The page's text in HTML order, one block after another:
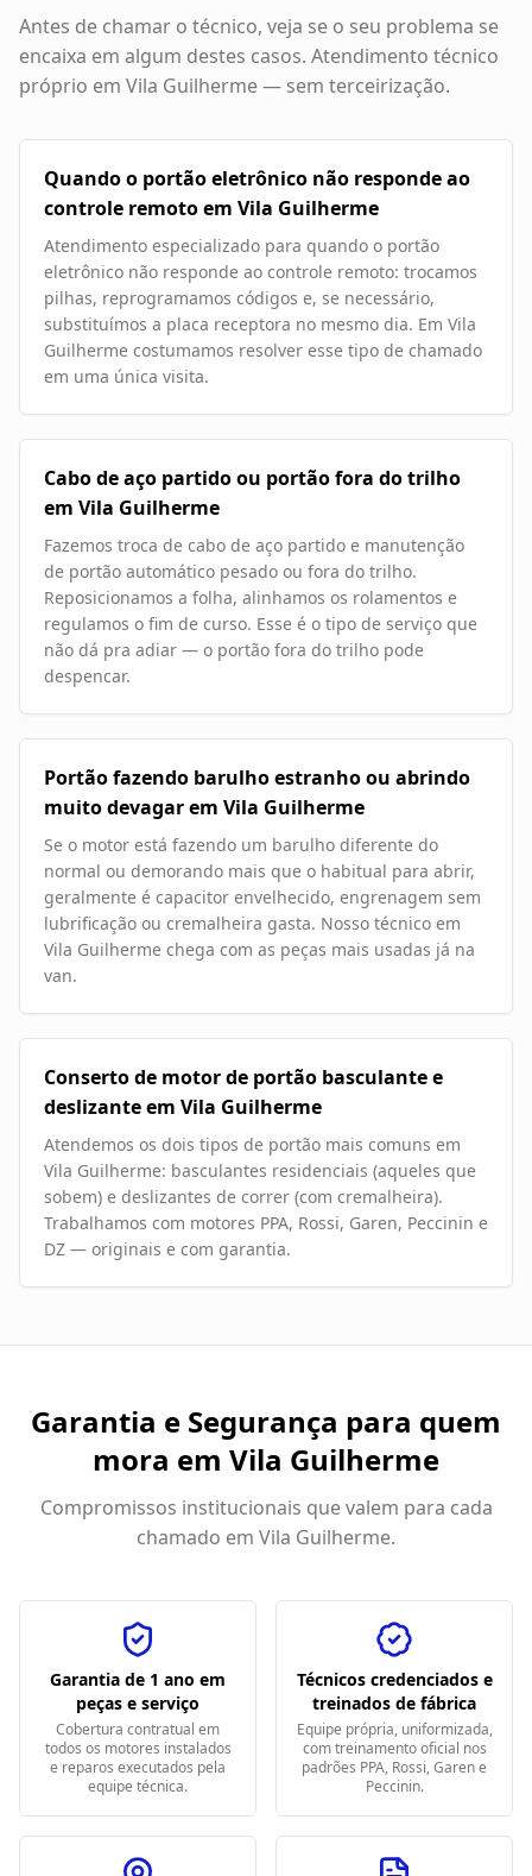
Antes de chamar o técnico, veja se o seu problema se
encaixa em algum destes casos. Atendimento técnico
próprio em Vila Guilherme— sem terceirização.
Quando o portão eletrônico não responde ao
controle remoto em Vila Guilherme
Atendimento especializado para quando o portão
eletrônico não responde ao controle remoto: trocamos
pilhas, reprogramamos códigos e, se necessário,
substituímos a placa receptora no mesmo dia. Em Vila
Guilherme costumamos resolver esse tipo de chamado
em uma única visita.
Cabo de aço partido ou portão fora do trilho
em Vila Guilherme
Fazemos troca de cabo de aço partido e manutenção
de portão automático pesado ou fora do trilho.
Reposicionamos a folha, alinhamos os rolamentos e
regulamos o fim de curso. Esse é o tipo de serviço que
não dá pra adiar — o portão fora do trilho pode
despencar.
Portão fazendo barulho estranho ou abrindo
muito devagar em Vila Guilherme
Se o motor está fazendo um barulho diferente do
normal ou demorando mais que o habitual para abrir,
geralmente é capacitor envelhecido, engrenagem sem
lubrificação ou cremalheira gasta. Nosso técnico em
Vila Guilherme chega com as peças mais usadas já na
van.
Conserto de motor de portão basculante e
deslizante em Vila Guilherme
Atendemos os dois tipos de portão mais comuns em
Vila Guilherme: basculantes residenciais (aqueles que
sobem) e deslizantes de correr (com cremalheira).
Trabalhamos com motores PPA, Rossi, Garen, Peccinin e
DZ — originais e com garantia.
Garantia e Segurança para quem
mora em Vila Guilherme
Compromissos institucionais que valem para cada
chamado em Vila Guilherme.
Garantia de 1 ano em
peças e serviço
Cobertura contratual em
todos os motores instalados
e reparos executados pela
equipe técnica.
Técnicos credenciados e
treinados de fábrica
Equipe própria, uniformizada,
com treinamento oficial nos
padrões PPA, Rossi, Garen e
Peccinin.